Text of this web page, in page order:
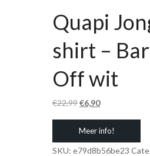
Quapi
shirt –
Off wit
€22,99Oorspronkelijke
prijs
was:
€22,99.
€6,90Huidige
prijs
is:
€6,90.
Meer info!
SKU: e79d8b56be23